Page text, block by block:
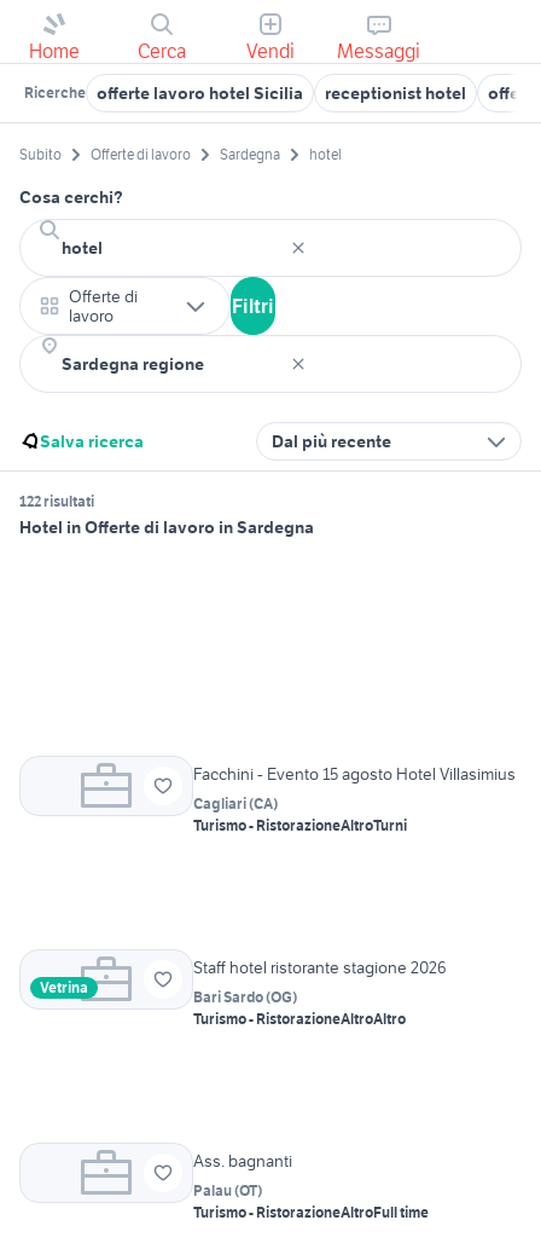
Home Cerca Vendi Messaggi
Ricerche offerte lavoro hotel Sicilia receptionist hotel
Subito Offerte di lavoro Sardegna hotel
Cosa cerchi?
Offerte di
lavoro
Filtri
Salva ricerca Dal più recente
122 risultati
Hotel in Offerte di lavoro in Sardegna
Facchini - Evento 15 agosto Hotel Villasimius
Cagliari(CA)
Turismo - RistorazioneAltroTurni
Vetrina
Staff hotel ristorante stagione 2026
Bari Sardo(OG)
Turismo - RistorazioneAltroAltro
Ass. bagnanti
Palau(OT)
Turismo - RistorazioneAltroFull time